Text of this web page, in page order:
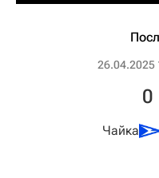
26.04.2025
Чайка
0